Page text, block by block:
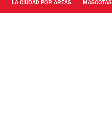
LA CIUDAD POR AREAS MASCOTAS